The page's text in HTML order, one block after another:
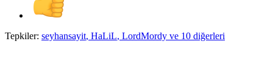
Tepkiler: seyhansayit, HaLiL, LordMordy ve 10 diğerleri